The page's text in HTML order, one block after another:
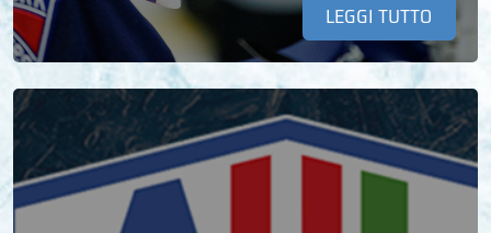
LEGGI TUTTO